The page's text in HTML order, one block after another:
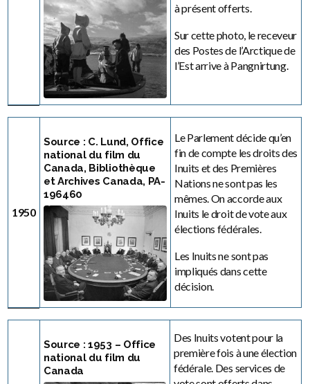
à présent offerts.
Sur cette photo, le receveur
des Postes de l’Arctique de
l’Est arrive à Pangnirtung.
1950
Source : C. Lund, Office
national du film du
Canada, Bibliothèque
et Archives Canada, PA-
196460
Le Parlement décide qu’en
fin de compte les droits des
Inuits et des Premières
Nations ne sont pas les
mêmes. On accorde aux
Inuits le droit de vote aux
élections fédérales.
Les Inuits ne sont pas
impliqués dans cette
décision.
Source : 1953 – Office
national du film du
Canada
Des Inuits votent pour la
première fois à une élection
fédérale. Des services de